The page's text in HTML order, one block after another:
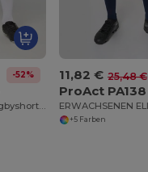
-52% 11,82 € 25,48 €
ProAct PA138
+5 Farben